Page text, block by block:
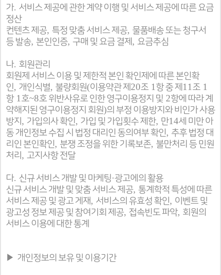
가. 서비스 제공에 관한 계약 이행 및 서비스 제공에 따른 요금
정산
컨텐츠 제공, 특정 맞춤 서비스 제공, 물품배송 또는 청구서
등 발송, 본인인증, 구매 및 요금 결제 , 요금추심
나. 회원관리
회원제 서비스 이용 및 제한적 본인 확인제에 따른 본인확
인, 개인식별, 불량회원(이용약관 제 20조 1 항 중 제 11 조 1
항 1 호~8호 위반사유로 인한 영구이용정지 및 2항에 따라 계
약해지된 영구이용정지 회원)의 부정 이용방지와 비인가 사용
방지 , 가입의사 확인, 가입 및 가입횟수 제한, 만14세 미만 아
동 개인정보 수집 시 법정 대리인 동의여부 확인, 추후 법정 대
리인 본인확인, 분쟁 조정을 위한 기록보존, 불만처리 등 민원
처리 , 고지사항 전달
다. 신규 서비스 개발 및 마케팅·광고에의 활용
신규 서비스 개발 및 맞춤 서비스 제공, 통계학적 특성에 따른
서비스 제공 및 광고 게재, 서비스의 유효성 확인, 이벤트 및
광고성 정보 제공 및 참여기회 제공, 접속빈도 파악, 회원의
서비스 이용에 대한 통계
▶ 개인정보의 보유 및 이용기간